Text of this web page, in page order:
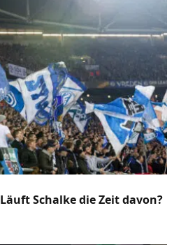
Schalke die Zeit davon?